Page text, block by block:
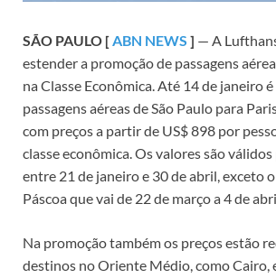
SÃO PAULO [ABN NEWS ] — A
estender a promoção de passagens
na Classe Econômica. Até 14 de janeiro
passagens aéreas de São Paulo para
com preços a partir de US$ 898 por
classe econômica. Os valores são
entre 21 de janeiro e 30 de abril, exceto
Páscoa que vai de 22 de março a 4 de
Na promoção também os preços estão
destinos no Oriente Médio, como Cairo,